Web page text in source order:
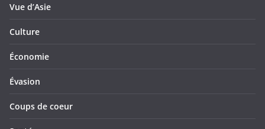
Vue d’Asie
Culture
Économie
Évasion
Coups de coeur